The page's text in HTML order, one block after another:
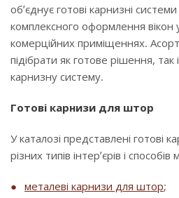
об’єднує готові карнизні
комплексного оформлення вікон
комерційних приміщеннях.
підібрати як готове рішення, так
карнизну систему.
Готові карнизи для штор
У каталозі представлені готові
різних типів інтер’єрів і
металеві карнизи для штор;